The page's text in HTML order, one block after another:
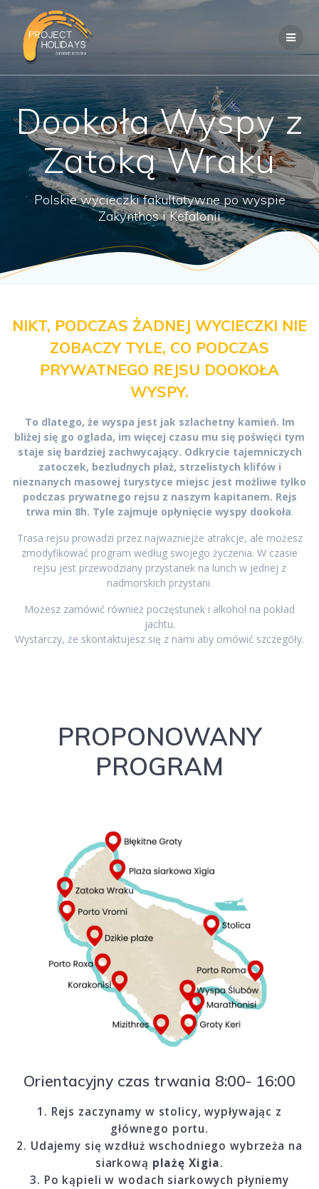
Przejdź
Dookoła Wyspy z
Zatoką Wraku
Polskie wycieczki fakultatywne po wyspie
Zakynthos i Kefalonii
NIKT, PODCZAS ŻADNEJ WYCIECZKI NIE
ZOBACZY TYLE, CO PODCZAS
PRYWATNEGO REJSU DOOKOŁA
WYSPY.
To dlatego, że wyspa jest jak szlachetny kamień. Im
bliżej się go oglada, im więcej czasu mu się poświęci tym
staje się bardziej zachwycający. Odkrycie tajemniczych
zatoczek, bezludnych plaż, strzelistych klifów i
nieznanych masowej turystyce miejsc jest możliwe tylko
podczas prywatnego rejsu z naszym kapitanem. Rejs
trwa min 8h. Tyle zajmuje opłynięcie wyspy dookoła.
Trasa rejsu prowadzi przez najwazniejże atrakcje, ale możesz
zmodyfikować program według swojego życzenia. W czasie
rejsu jest przewodziany przystanek na lunch w jednej z
nadmorskich przystani.
Możesz zamówić również poczęstunek i alkohol na pokład
jachtu.
Wystarczy, że skontaktujesz się z nami aby omówić szczegóły.
PROPONOWANY
PROGRAM
Orientacyjny czas trwania 8:00- 16:00
1. Rejs zaczynamy w stolicy, wypływając z
głównego portu.
2. Udajemy się wzdłuż wschodniego wybrzeża na
siarkową plażę Xigia.
3. Po kąpieli w wodach siarkowych płyniemy